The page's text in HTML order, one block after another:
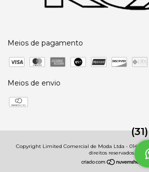
Meios de pagamento
Meios de envio
Copyright Limited Comercial de Moda Ltda -
direitos reservados.